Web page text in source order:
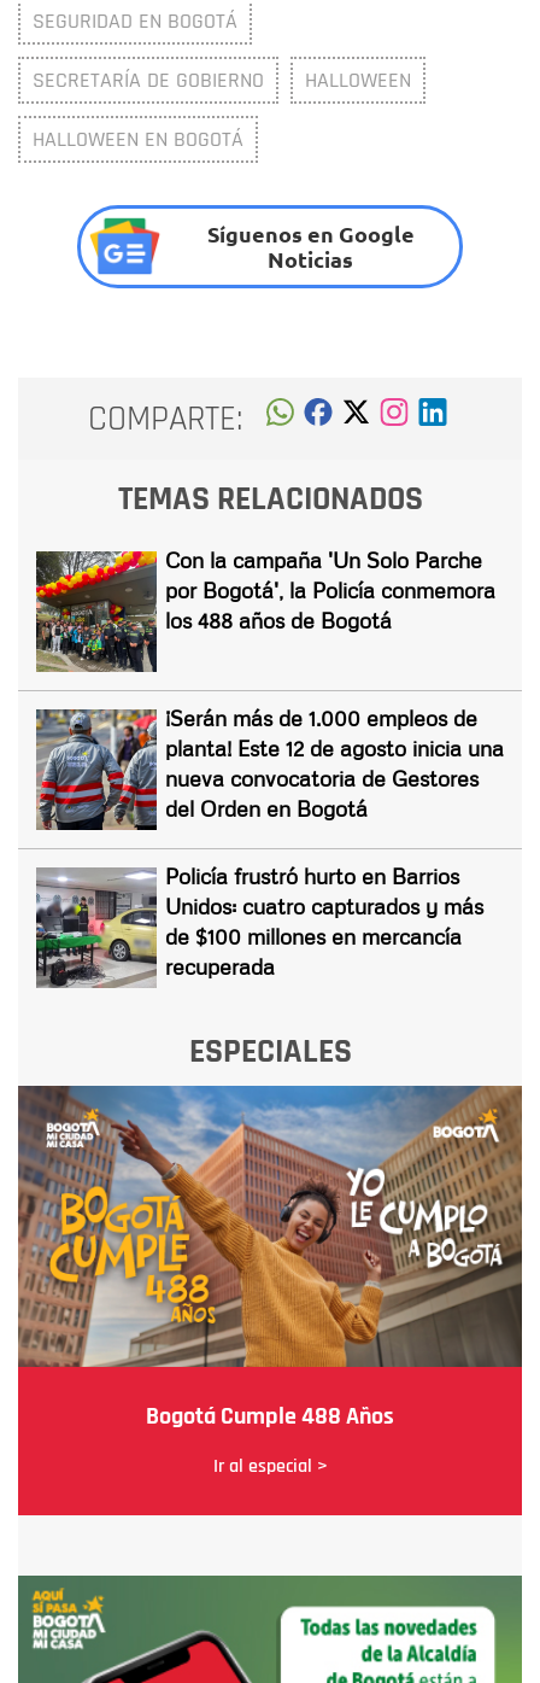
SEGURIDAD EN BOGOTÁ
SECRETARÍA DE GOBIERNO HALLOWEEN
HALLOWEEN EN BOGOTÁ
Síguenos en Google
Noticias
COMPARTE:
TEMAS RELACIONADOS
Con la campaña 'Un Solo Parche
por Bogotá', la Policía conmemora
los 488 años de Bogotá
¡Serán más de 1.000 empleos de
planta! Este 12 de agosto inicia una
nueva convocatoria de Gestores
del Orden en Bogotá
Policía frustró hurto en Barrios
Unidos: cuatro capturados y más
de $100 millones en mercancía
recuperada
ESPECIALES
Bogotá Cumple 488 Años
Ir al especial >